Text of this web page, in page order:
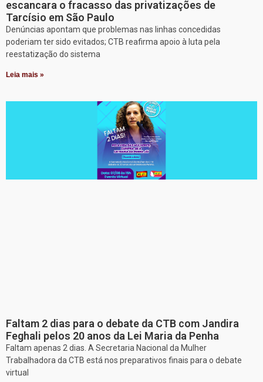
escancara o fracasso das privatizações de
Tarcísio em São Paulo
Denúncias apontam que problemas nas linhas concedidas
poderiam ter sido evitados; CTB reafirma apoio à luta pela
reestatização do sistema
Leia mais »
Faltam 2 dias para o debate da CTB com Jandira
Feghali pelos 20 anos da Lei Maria da Penha
Faltam apenas 2 dias. A Secretaria Nacional da Mulher
Trabalhadora da CTB está nos preparativos finais para o debate
virtual